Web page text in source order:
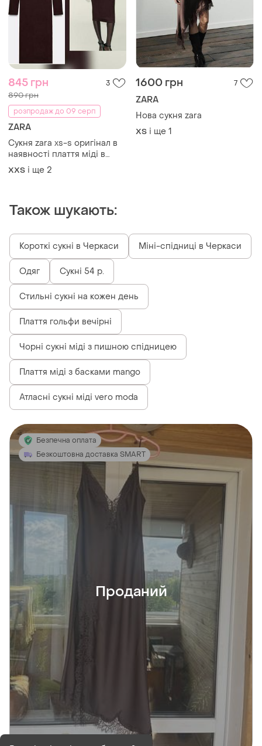
845 грн 3
890 грн
розпродаж до 09 серп
ZARA
Сукня zara xs-s оригінал в
наявності плаття міді в
рубчик
XХS і ще 2
1600 грн 7
ZARA
Нова сукня zara
ХS і ще 1
Також шукають:
Короткі сукні в Черкаси Міні-спідниці в Черкаси
Одяг Сукні 54 р.
Стильні сукні на кожен день
Плаття гольфи вечірні
Чорні сукні міді з пишною спідницею
Плаття міді з басками mango
Атласні сукні міді vero moda
Безпечна оплата
Безкоштовна доставка SMART
Проданий